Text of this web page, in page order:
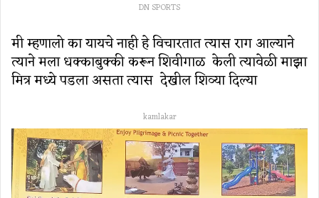
DN SPORTS
मी म्हणालो का यायचे नाही हे विचारतात त्यास राग आल्याने
त्याने मला धक्काबुक्की करून शिवीगाळ केली त्यावेळी माझा
मित्र मध्ये पडला असता त्यास देखील शिव्या दिल्या
kamlakar